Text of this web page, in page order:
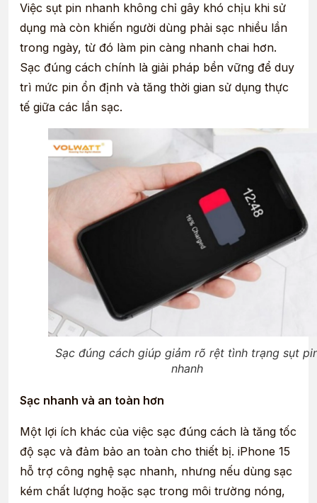
Việc sụt pin nhanh không chỉ gây khó chịu khi sử
dụng mà còn khiến người dùng phải sạc nhiều lần
trong ngày, từ đó làm pin càng nhanh chai hơn.
Sạc đúng cách chính là giải pháp bền vững để duy
trì mức pin ổn định và tăng thời gian sử dụng thực
tế giữa các lần sạc.
Sạc đúng cách giúp giảm rõ rệt tình trạng sụt
nhanh
Sạc nhanh và an toàn hơn
Một lợi ích khác của việc sạc đúng cách là tăng tốc
độ sạc và đảm bảo an toàn cho thiết bị. iPhone 15
hỗ trợ công nghệ sạc nhanh, nhưng nếu dùng sạc
kém chất lượng hoặc sạc trong môi trường nóng,